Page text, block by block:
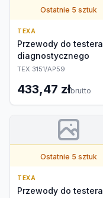
Ostatnie 5 sztuk
TEXA
Przewody do testera
diagnostycznego
TEX 3151/AP59
433,47 złbrutto
Ostatnie 5 sztuk
TEXA
Przewody do testera